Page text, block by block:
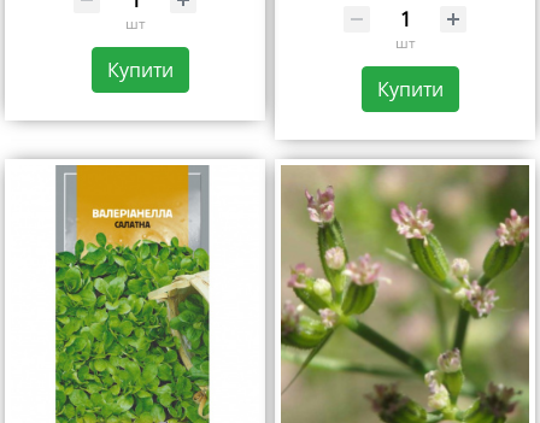
шт
Купити
шт
Купити